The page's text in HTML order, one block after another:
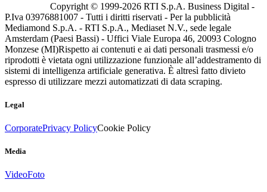
Copyright © 1999-2026 RTI S.p.A. Business Digital -
P.Iva 03976881007 - Tutti i diritti riservati - Per la pubblicità
Mediamond S.p.A. - RTI S.p.A., Mediaset N.V., sede legale
Amsterdam (Paesi Bassi) - Uffici Viale Europa 46, 20093 Cologno
Monzese (MI)Rispetto ai contenuti e ai dati personali trasmessi e/o
riprodotti è vietata ogni utilizzazione funzionale all’addestramento di
sistemi di intelligenza artificiale generativa. È altresì fatto divieto
espresso di utilizzare mezzi automatizzati di data scraping.
Legal
CorporatePrivacy PolicyCookie Policy
Media
VideoFoto